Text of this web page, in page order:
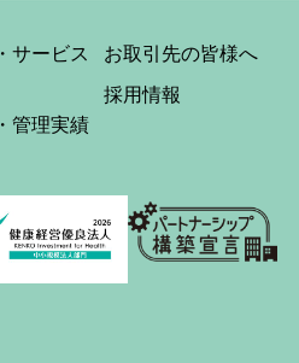
サービス
管理実績
お取引先の皆様へ
採用情報